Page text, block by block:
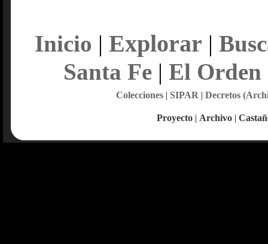
Inicio | Explorar |
Santa Fe| El Orden
Colecciones| SIPAR | Decretos
Proyecto | Archivo |